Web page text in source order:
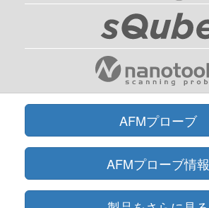
AFMプローブ
AFMプローブ情報